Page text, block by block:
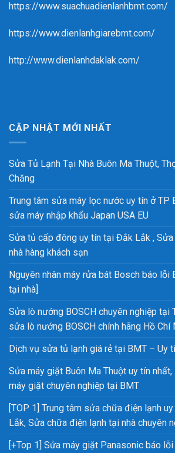
https://www.suachuadienlanhbmt.com/
https://www.dienlanhgiarebmt.com/
http://www.dienlanhdaklak.com/
CẬP NHẬT MỚI NHẤT
Sửa Tủ Lạnh Tại Nhà Buôn Ma Thuột,
Chăng
Trung tâm sửa máy lọc nước uy tín ở TP
sửa máy nhập khẩu Japan USA EU
Sửa tủ cấp đông uy tín tại Đắk Lắk ,
nhà hàng khách sạn
Nguyên nhân máy rửa bát Bosch báo lỗi
tại nhà]
Sửa lò nướng BOSCH chuyên nghiệp tại
sửa lò nướng BOSCH chính hãng Hồ Chí
Dịch vụ sửa tủ lạnh giá rẻ tại BMT – Uy
Sửa máy giặt Buôn Ma Thuột uy tín
máy giặt chuyên nghiệp tại BMT
[TOP 1] Trung tâm sửa chữa điện lạnh
Lắk, Sửa chữa điện lạnh tại nhà chuyên
[+Top 1] Sửa máy giặt Panasonic báo